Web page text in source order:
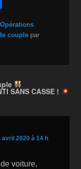
ar
ta
er
,Opérations
couple par
SANS CASSE !
avril 2020 à 14 h
voiture,